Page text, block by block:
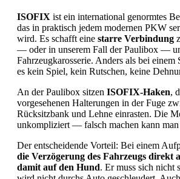
ISOFIX ist ein international genormtes
das in praktisch jedem modernen PKW
wird. Es schafft eine starre Verbindung
— oder in unserem Fall der Paulibox —
Fahrzeugkarosserie. Anders als bei einem
es kein Spiel, kein Rutschen, keine
An der Paulibox sitzen ISOFIX-Haken,
vorgesehenen Halterungen in der Fuge
Rücksitzbank und Lehne einrasten. Die
unkompliziert — falsch machen kann man
Der entscheidende Vorteil: Bei einem
die Verzögerung des Fahrzeugs direkt
damit auf den Hund. Er muss sich nicht